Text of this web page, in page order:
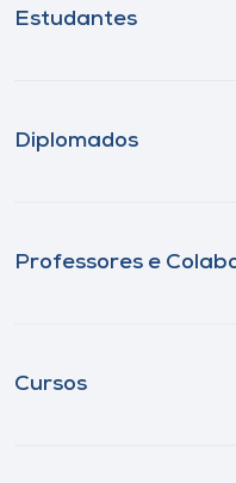
Estudantes
Diplomados
Professores e
Cursos